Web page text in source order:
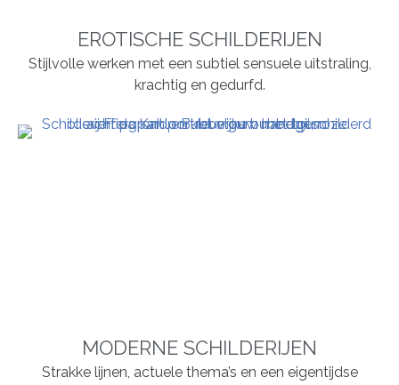
EROTISCHE SCHILDERIJEN
Stijlvolle werken met een subtiel sensuele uitstraling,
krachtig en gedurfd.
MODERNE SCHILDERIJEN
Strakke lijnen, actuele thema’s en een eigentijdse